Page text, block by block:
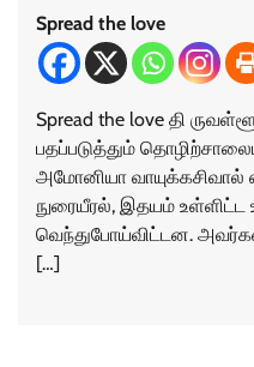
Spread the love
Spread the love தி
பதப்படுத்தும்
அமோனியா
நுரையீரல், இதயம் உள்ளிட்ட
வெந்துபோய்விட்டன.
[…]